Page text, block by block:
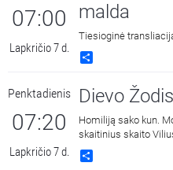
07:00
Lapkričio 7 d.
malda
Tiesioginė
Penktadienis
07:20
Lapkričio 7 d.
Dievo Žodis
Homiliją sako kun.
skaitinius skaito